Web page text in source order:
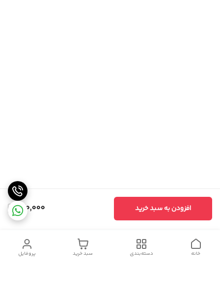
130,000 افزودن به سبد خرید
پروفایل سبد خرید دسته‌بندی خانه